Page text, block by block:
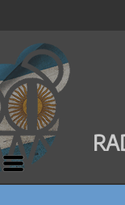
Saltar
al
contenido